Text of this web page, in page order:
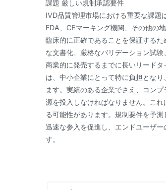
課題 厳しい規制承認要件
IVD品質管理市場における重要な課題
FDA、CEマーキング機関、その他の
臨床的に正確であることを保証する
な文書化、厳格なバリデーション試
商業的に発売するまでに長いリード
は、中小企業にとって特に負担とな
ます。実績のある企業でさえ、コン
源を投入しなければなりません。こ
る可能性があります。規制要件を予
迅速な参入を促進し、エンドユーザ
す。